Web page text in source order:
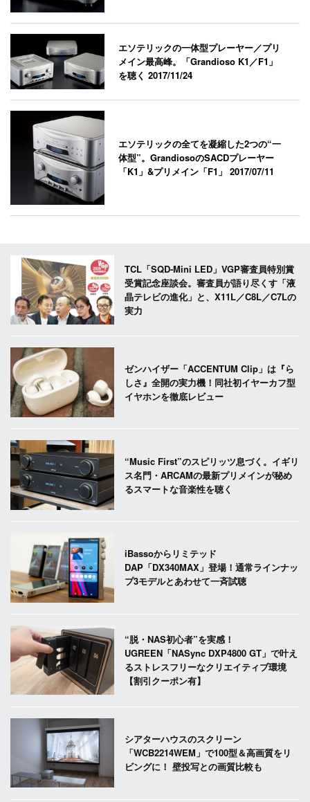
エソテリックの一体型プレーヤー／プリ
メイン最高峰。「Grandioso K1／F1」
を聴く2017/11/24
エソテリックの全てを凝縮した2つの“一
体型”。GrandiosoのSACDプレーヤー
「K1」&プリメイン「F1」2017/07/11
TCL「SQD-Mini LED」VGP審査員特別賞
受賞記念座談会。審査員が語り尽くす「液
晶テレビの進化」と、X11L／C8L／C7Lの
実力
ゼンハイザー「ACCENTUM Clip」は『ら
しさ』全開の実力機！同社初イヤーカフ型
イヤホンを徹底レビュー
“Music First”のスピリッツ息づく。イギリ
ス名門・ARCAMの最新プリメインが秘め
るスマートな音楽性を聴く
iBassoからリミテッド
DAP「DX340MAX」登場！通常ラインナッ
プ3モデルとあわせて一斉試聴
“脱・NAS初心者”を実感！
UGREEN「NASync DXP4800 GT」で叶え
るストレスフリーなクリエイティブ環境
【割引クーポン有】
シアターハウスのスクリーン
「WCB2214WEM」で100型＆高画質をリ
ビングに！ 壁投写との画質比較も